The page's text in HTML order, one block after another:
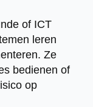
of ICT
leren
Ze
bedienen of
op